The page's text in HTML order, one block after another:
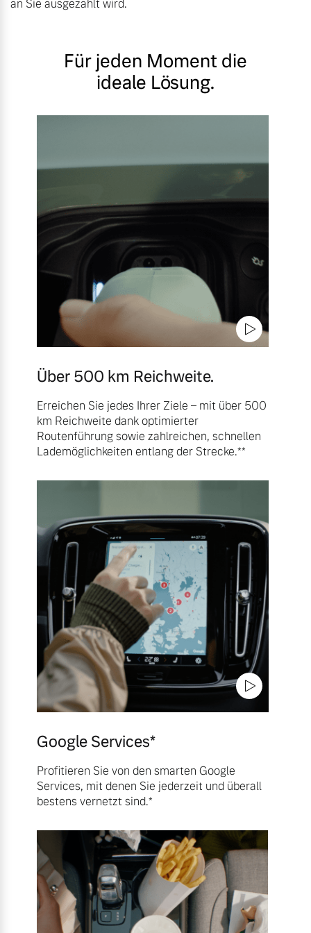
an Sie ausgezahlt wird.
Für jeden Moment die
ideale Lösung.
Über 500 km Reichweite.
Erreichen Sie jedes Ihrer Ziele – mit über 500
km Reichweite dank optimierter
Routenführung sowie zahlreichen, schnellen
Lademöglichkeiten entlang der Strecke.**
Google Services*
Profitieren Sie von den smarten Google
Services, mit denen Sie jederzeit und überall
bestens vernetzt sind.*